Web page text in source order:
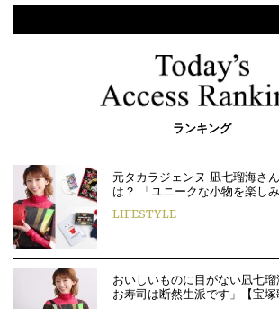
ランキング
元タカラジェンヌ 凪七瑠海さ
は？ 「ユニークな小物を楽し
LIFESTYLE
おいしいものに目がない凪七
お寿司は断然生派です」【宝